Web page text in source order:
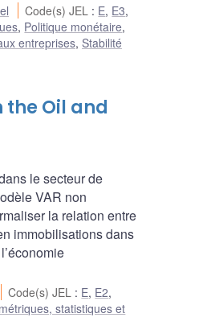
Code(s) JEL : E, E3,
, Politique monétaire,
entreprises, Stabilité
the Oil and
le secteur de
VAR non
la relation entre
immobilisations dans
Code(s) JEL : E, E2,
statistiques et